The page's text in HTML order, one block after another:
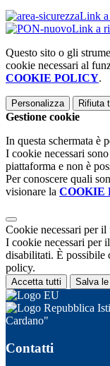
Link a
Link a
Questo sito o gli
cookie necessari al
COOKIE POLICY.
Personalizza Rifiuta
Gestione cookie
In questa schermata è
I cookie necessari
piattaforma e non è
Per conoscere quali
visionare la COOKIE
Cookie necessari per
I cookie necessari per
disabilitati. È possibile
policy.
Accetta tutti Salva
Cardano"
Contatti